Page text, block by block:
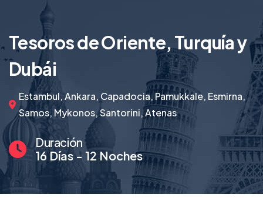
Tesoros de Oriente, Turquía y
Dubái
Estambul, Ankara, Capadocia, Pamukkale, Esmirna,
Samos, Mykonos, Santorini, Atenas
Duración
16 Días - 12 Noches